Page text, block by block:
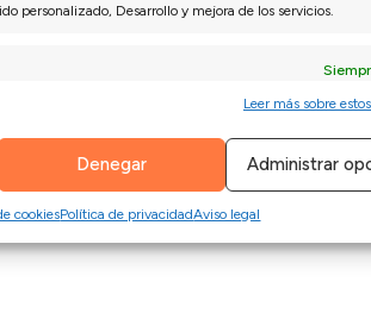
personalizado, Desarrollo y mejora de los servicios.
de otras fuentes de información,
y detectar fraudes, y eliminar
Leer más sobre
Denegar Administrar
cookiesPolítica de privacidadAviso legal
una gran resistencia. Encuentra la
colección. Nuestras mesas de centro
piezas más ornamentadas. Elige entre
de centro que se convierta en el punto
aseguran la calidad de cada pieza. Con
tus necesidades. Además cumplen con el